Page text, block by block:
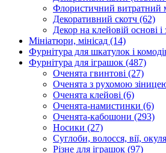
Флористичний витратний
Декоративний скотч (62)
Декор на клейовій основі і
Мініатюри, мінісад (14)
Фурнітура для шкатулок і
Фурнітура для іграшок (487)
Оченята гвинтові (27)
Оченята з рухомою
Оченята клейові (6)
Оченята-намистинки (6)
Оченята-кабошони (293)
Носики (27)
Суглоби, волосся, вії,
Різне для іграшок (97)